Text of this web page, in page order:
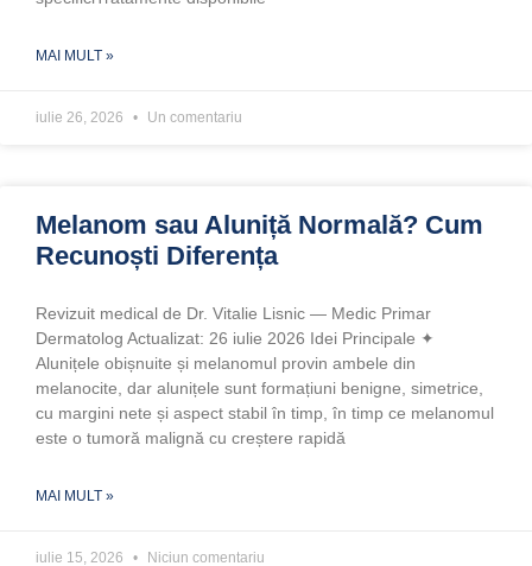
MAI MULT »
iulie 26, 2026 Un comentariu
Melanom sau Aluniță Normală? Cum
Recunoști Diferența
Revizuit medical de Dr. Vitalie Lisnic — Medic Primar
Dermatolog Actualizat: 26 iulie 2026 Idei Principale ✦
Alunițele obișnuite și melanomul provin ambele din
melanocite, dar alunițele sunt formațiuni benigne, simetrice,
cu margini nete și aspect stabil în timp, în timp ce melanomul
este o tumoră malignă cu creștere rapidă
MAI MULT »
iulie 15, 2026 Niciun comentariu